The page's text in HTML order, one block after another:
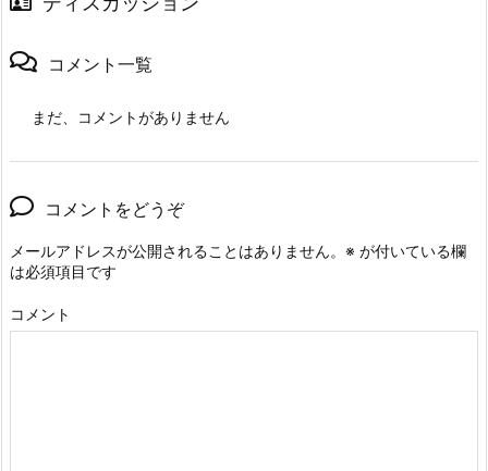
コメント一覧
まだ、コメントがありません
コメントをどうぞ
メールアドレスが公開されることはありません。 ※ が付いている欄
は必須項目です
コメント